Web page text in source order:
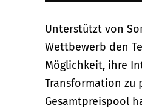
Unterstützt von
Wettbewerb den
Möglichkeit, ihre
Transformation zu
Gesamtpreispool